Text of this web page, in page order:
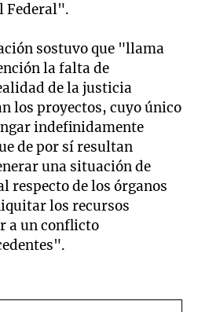
Federal".
sostuvo que "llama
la falta de
de la justicia
los proyectos, cuyo único
indefinidamente
de por sí resultan
una situación de
respecto de los órganos
los recursos
a un conflicto